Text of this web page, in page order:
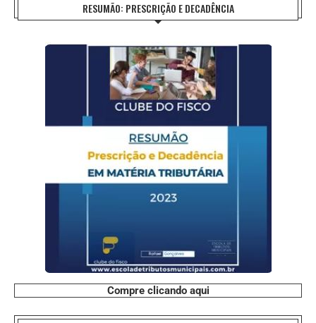
RESUMÃO: PRESCRIÇÃO E DECADÊNCIA
Compre clicando aqui